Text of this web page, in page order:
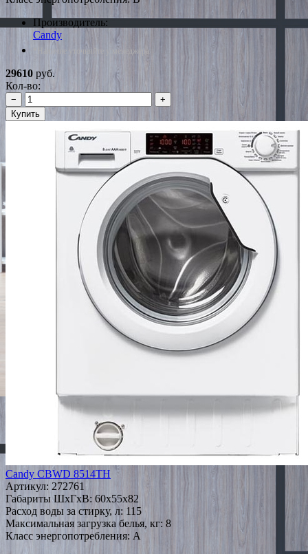
Производитель:
Candy
*Наличие уточняйте у менеджера
29610 руб.
Кол-во:
−
+
Купить
Candy CBWD 8514TH
Артикул: 272761
Габариты ШxГxВ: 60x55x82
Расход воды за стирку, л: 115
Максимальная загрузка белья, кг: 8
Класс энергопотребления: A